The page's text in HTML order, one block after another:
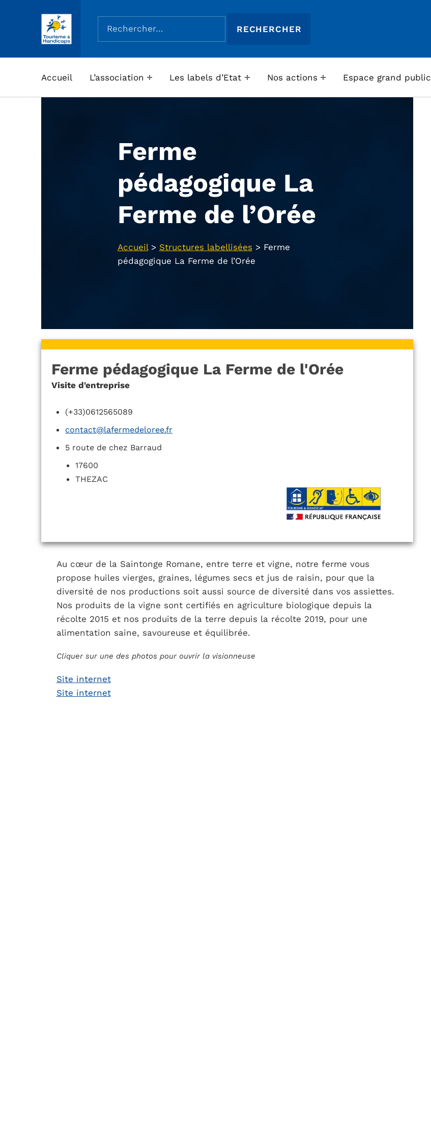
ASSOCIATION TOURISME ET HANDICAPS
Rechercher :
Accueil L’association Les labels d’Etat Nos actions Espace grand public
Ferme
pédagogique La
Ferme de l’Orée
Accueil> Structures labellisées > Ferme
pédagogique La Ferme de l’Orée
Ferme pédagogique La Ferme de l'Orée
Visite d'entreprise
(+33)0612565089
contact@lafermedeloree.fr
5 route de chez Barraud
17600
THEZAC
Au cœur de la Saintonge Romane, entre terre et vigne, notre ferme vous
propose huiles vierges, graines, légumes secs et jus de raisin, pour que la
diversité de nos productions soit aussi source de diversité dans vos assiettes.
Nos produits de la vigne sont certifiés en agriculture biologique depuis la
récolte 2015 et nos produits de la terre depuis la récolte 2019, pour une
alimentation saine, savoureuse et équilibrée.
Cliquer sur une des photos pour ouvrir la visionneuse
Site internet
Site internet